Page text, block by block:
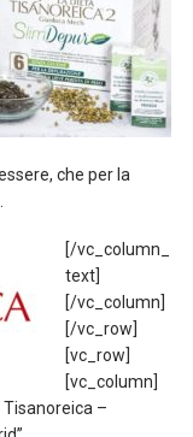
che per la
[/vc_column_
text]
[/vc_column]
[/vc_row]
[vc_row]
[vc_column]
–